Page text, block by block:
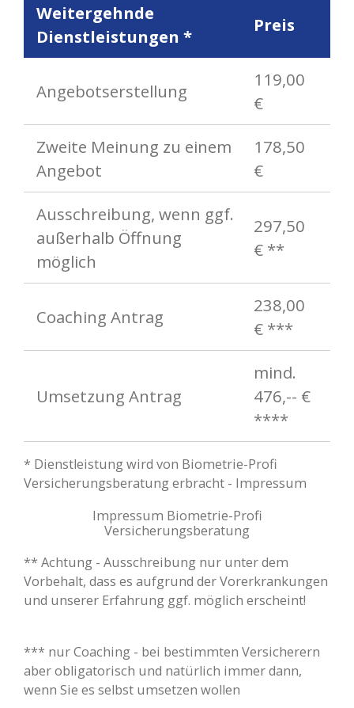
Weitergehnde
Dienstleistungen *
Preis
Angebotserstellung
119,00
€
Zweite Meinung zu einem
Angebot
178,50
€
Ausschreibung, wenn ggf.
außerhalb Öffnung
möglich
297,50
€ **
Coaching Antrag
238,00
€ ***
Umsetzung Antrag
mind.
476,-- €
****
* Dienstleistung wird von Biometrie-Profi
Versicherungsberatung erbracht - Impressum
Impressum Biometrie-Profi
Versicherungsberatung
** Achtung - Ausschreibung nur unter dem
Vorbehalt, dass es aufgrund der Vorerkrankungen
und unserer Erfahrung ggf. möglich erscheint!
*** nur Coaching - bei bestimmten Versicherern
aber obligatorisch und natürlich immer dann,
wenn Sie es selbst umsetzen wollen